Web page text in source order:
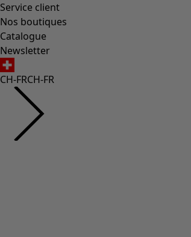
Service client
Nos boutiques
Catalogue
Newsletter
CH-FRCH-FR